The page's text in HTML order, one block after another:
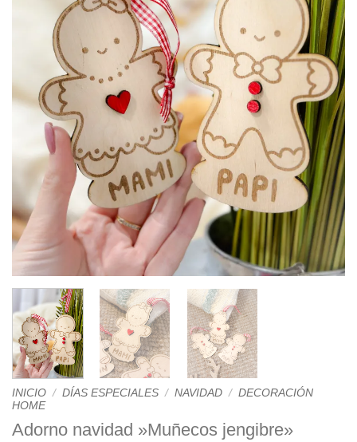
INICIO / DÍAS ESPECIALES / NAVIDAD / DECORACIÓN
HOME
Adorno navidad »Muñecos jengibre»